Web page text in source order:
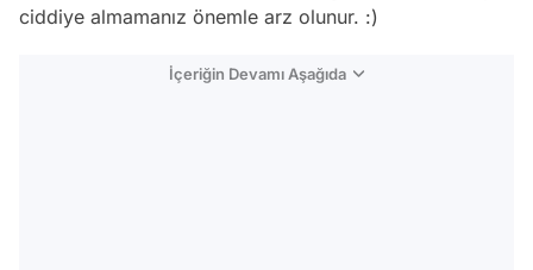
ciddiye almamanız önemle arz olunur. :)
İçeriğin Devamı Aşağıda